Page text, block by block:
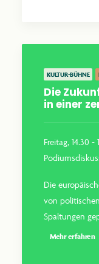
KULTUR-BÜHNE
Die
in einer
Freitag, 14.30 -
Die
von
Spaltungen
Mehr erfahren